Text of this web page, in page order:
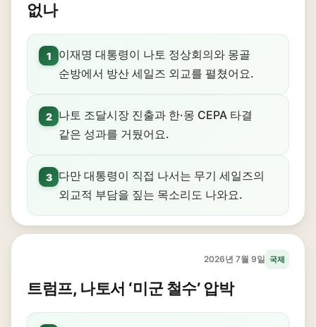
없나
1
이재명 대통령이 나토 정상회의와 몽골
순방에서 방산 세일즈 외교를 펼쳤어요.
2
나토 조달시장 진출과 한·몽 CEPA 타결
같은 성과를 거뒀어요.
3
다만 대통령이 직접 나서는 무기 세일즈의
외교적 부담을 짚는 목소리도 나와요.
2026년 7월 9일 국제
트럼프, 나토서 ‘미군 철수’ 압박